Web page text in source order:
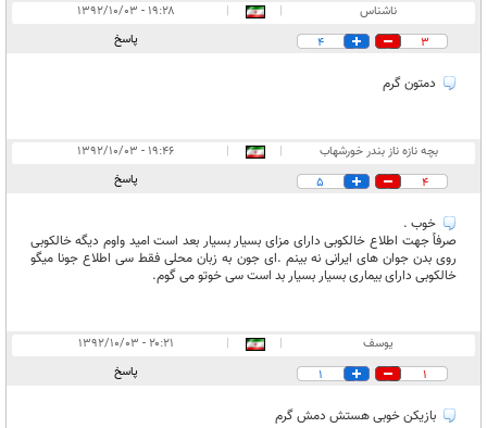
ناشناس |
|
۱۹:۲۸ - ۱۳۹۲/۱۰/۰۳
3
4 پاسخ
دمتون گرم
بچه نازه ناز بندر خورشهاب |
|
۱۹:۴۶ - ۱۳۹۲/۱۰/۰۳
4
5 پاسخ
خوب .
صرفاً جهت اطلاع خالکوبی دارای مزای بسیار بسیار بعد است امید واوم دیگه خالکوبی
روی بدن جوان های ایرانی نه بینم .ای جون به زبان محلی فقط سی اطلاع جونا میگو
خالکوبی دارای بیماری بسیار بسیار بد است سی خوتو می گوم.
یوسف |
|
۲۰:۲۱ - ۱۳۹۲/۱۰/۰۳
1
1 پاسخ
بازیکن خوبی هستش دمش گرم